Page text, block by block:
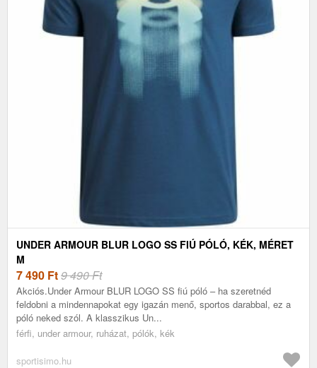
UNDER ARMOUR BLUR LOGO SS FIÚ PÓLÓ, KÉK, MÉRET
M
7 490 Ft9 490 Ft
Akciós.Under Armour BLUR LOGO SS fiú póló – ha szeretnéd
feldobni a mindennapokat egy igazán menő, sportos darabbal, ez a
póló neked szól. A klasszikus Un...
férfi, under armour, ruházat, pólók, kék
sportisimo.hu